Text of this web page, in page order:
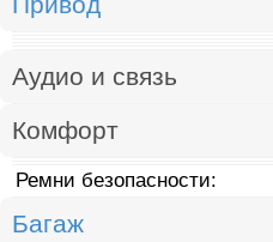
Аудио и связь
Комфорт
Ремни безопасности:
Багаж